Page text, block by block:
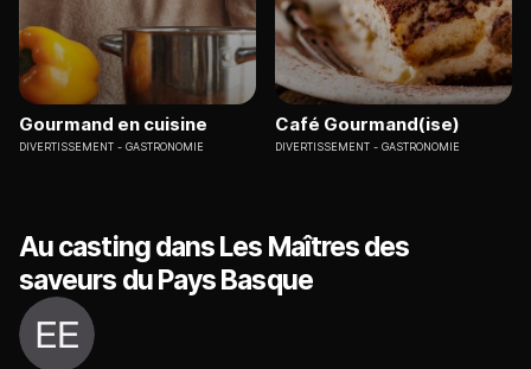
Gourmand en cuisine
DIVERTISSEMENT GASTRONOMIE
Café Gourmand(ise)
DIVERTISSEMENT GASTRONOMIE
Au casting dans Les Maîtres des
saveurs du Pays Basque